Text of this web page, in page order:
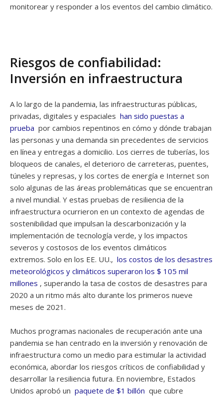
monitorear y responder a los eventos del cambio climático.
Riesgos de confiabilidad:
Inversión en infraestructura
A lo largo de la pandemia, las infraestructuras públicas,
privadas, digitales y espaciales han sido puestas a
prueba por cambios repentinos en cómo y dónde trabajan
las personas y una demanda sin precedentes de servicios
en línea y entregas a domicilio. Los cierres de tuberías, los
bloqueos de canales, el deterioro de carreteras, puentes,
túneles y represas, y los cortes de energía e Internet son
solo algunas de las áreas problemáticas que se encuentran
a nivel mundial. Y estas pruebas de resiliencia de la
infraestructura ocurrieron en un contexto de agendas de
sostenibilidad que impulsan la descarbonización y la
implementación de tecnología verde, y los impactos
severos y costosos de los eventos climáticos
extremos. Solo en los EE. UU., los costos de los desastres
meteorológicos y climáticos superaron los $ 105 mil
millones , superando la tasa de costos de desastres para
2020 a un ritmo más alto durante los primeros nueve
meses de 2021.
Muchos programas nacionales de recuperación ante una
pandemia se han centrado en la inversión y renovación de
infraestructura como un medio para estimular la actividad
económica, abordar los riesgos críticos de confiabilidad y
desarrollar la resiliencia futura. En noviembre, Estados
Unidos aprobó un paquete de $1 billón que cubre